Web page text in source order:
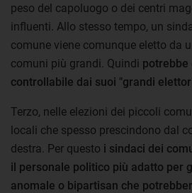
peso del capoluogo o dei centri
influenti. Allo stesso tempo, un
comune viene comunque eletto da
comuni più grandi. Quindi potrebbe
controllabile dai suoi "grandi
Terzo, nelle elezioni dei piccoli
locali che spesso prescindono dal
destra. Per questo i sindaci dei
il personale politico più adatto per
anomale o bipartisan che